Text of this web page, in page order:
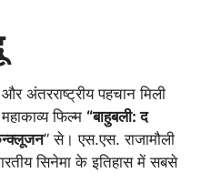
अंतरराष्ट्रीय पहचान मिली
फिल्म “बाहुबली: द
” से। एस.एस. राजामौली
सिनेमा के इतिहास में सबसे